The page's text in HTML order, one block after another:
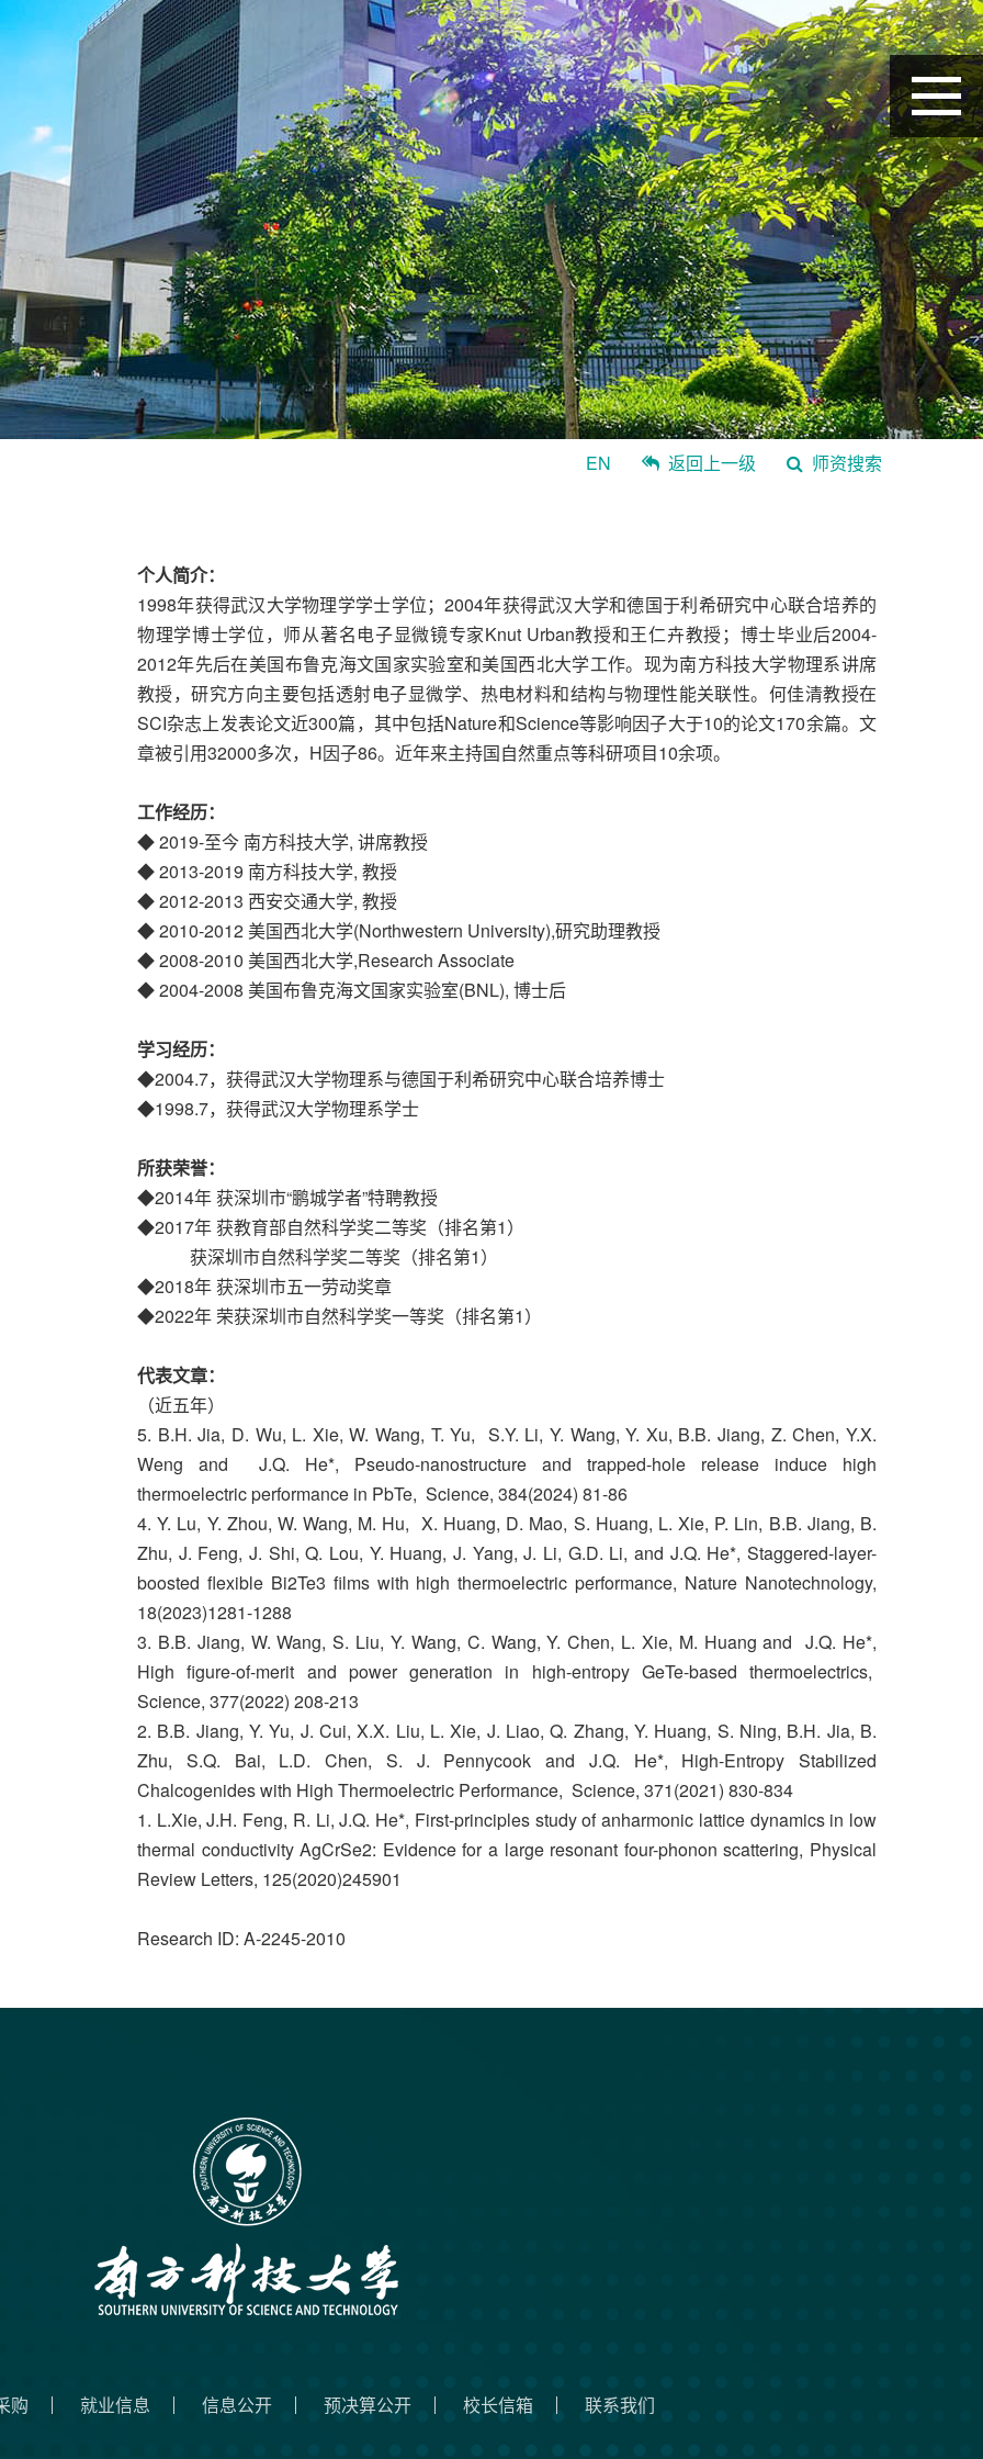
EN 返回上一级 师资搜索
个人简介：
1998年获得武汉大学物理学学士学位；2004年获得武汉大学和德国于利希研究中心联合培养的
物理学博士学位，师从著名电子显微镜专家Knut Urban教授和王仁卉教授；博士毕业后2004-
2012年先后在美国布鲁克海文国家实验室和美国西北大学工作。现为南方科技大学物理系讲席
教授，研究方向主要包括透射电子显微学、热电材料和结构与物理性能关联性。何佳清教授在
SCI杂志上发表论文近300篇，其中包括Nature和Science等影响因子大于10的论文170余篇。文
章被引用32000多次，H因子86。近年来主持国自然重点等科研项目10余项。
工作经历：
◆ 2019-至今 南方科技大学, 讲席教授
◆ 2013-2019 南方科技大学, 教授
◆ 2012-2013 西安交通大学, 教授
◆ 2010-2012 美国西北大学(Northwestern University),研究助理教授
◆ 2008-2010 美国西北大学,Research Associate
◆ 2004-2008 美国布鲁克海文国家实验室(BNL), 博士后
学习经历：
◆2004.7，获得武汉大学物理系与德国于利希研究中心联合培养博士
◆1998.7，获得武汉大学物理系学士
所获荣誉：
◆2014年 获深圳市“鹏城学者”特聘教授
◆2017年 获教育部自然科学奖二等奖（排名第1）
获深圳市自然科学奖二等奖（排名第1）
◆2018年 获深圳市五一劳动奖章
◆2022年 荣获深圳市自然科学奖一等奖（排名第1）
代表文章：
（近五年）
5. B.H. Jia, D. Wu, L. Xie, W. Wang, T. Yu, S.Y. Li, Y. Wang, Y. Xu, B.B. Jiang, Z. Chen, Y.X.
Weng and J.Q. He*, Pseudo-nanostructure and trapped-hole release induce high
thermoelectric performance in PbTe, Science, 384(2024) 81-86
4. Y. Lu, Y. Zhou, W. Wang, M. Hu, X. Huang, D. Mao, S. Huang, L. Xie, P. Lin, B.B. Jiang, B.
Zhu, J. Feng, J. Shi, Q. Lou, Y. Huang, J. Yang, J. Li, G.D. Li, and J.Q. He*, Staggered-layer-
boosted flexible Bi2Te3 films with high thermoelectric performance, Nature Nanotechnology,
18(2023)1281-1288
3. B.B. Jiang, W. Wang, S. Liu, Y. Wang, C. Wang, Y. Chen, L. Xie, M. Huang and J.Q. He*,
High figure-of-merit and power generation in high-entropy GeTe-based thermoelectrics,
Science, 377(2022) 208-213
2. B.B. Jiang, Y. Yu, J. Cui, X.X. Liu, L. Xie, J. Liao, Q. Zhang, Y. Huang, S. Ning, B.H. Jia, B.
Zhu, S.Q. Bai, L.D. Chen, S. J. Pennycook and J.Q. He*, High-Entropy Stabilized
Chalcogenides with High Thermoelectric Performance, Science, 371(2021) 830-834
1. L.Xie, J.H. Feng, R. Li, J.Q. He*, First-principles study of anharmonic lattice dynamics in low
thermal conductivity AgCrSe2: Evidence for a large resonant four-phonon scattering, Physical
Review Letters, 125(2020)245901
Research ID: A-2245-2010
购 就业信息 信息公开 预决算公开 校长信箱 联系我们